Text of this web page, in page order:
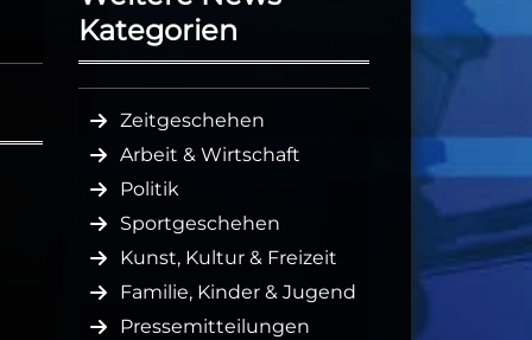
Kategorien
Zeitgeschehen
Arbeit & Wirtschaft
Politik
Sportgeschehen
Kunst, Kultur & Freizeit
Familie, Kinder & Jugend
Pressemitteilungen